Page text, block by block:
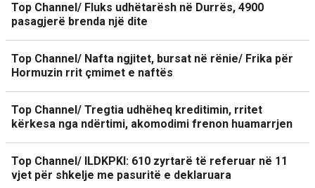
Top Channel/ Fluks udhëtarësh në Durrës, 4900
pasagjerë brenda një dite
Top Channel/ Nafta ngjitet, bursat në rënie/ Frika për
Hormuzin rrit çmimet e naftës
Top Channel/ Tregtia udhëheq kreditimin, rritet
kërkesa nga ndërtimi, akomodimi frenon huamarrjen
Top Channel/ ILDKPKI: 610 zyrtarë të referuar në 11
vjet për shkelje me pasuritë e deklaruara